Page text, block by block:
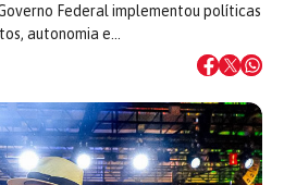
Federal implementou políticas
autonomia e…